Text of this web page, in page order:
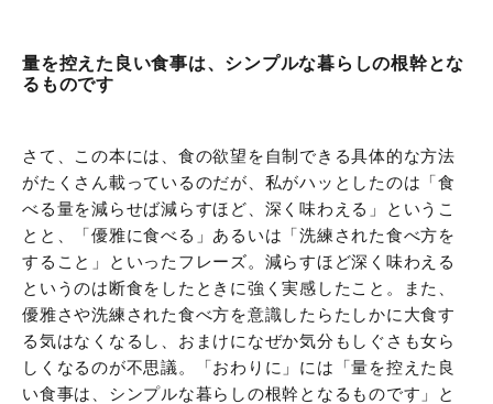
量を控えた良い食事は、シンプルな暮らしの根幹とな
るものです
さて、この本には、食の欲望を自制できる具体的な方法
がたくさん載っているのだが、私がハッとしたのは「食
べる量を減らせば減らすほど、深く味わえる」というこ
とと、「優雅に食べる」あるいは「洗練された食べ方を
すること」といったフレーズ。減らすほど深く味わえる
というのは断食をしたときに強く実感したこと。また、
優雅さや洗練された食べ方を意識したらたしかに大食す
る気はなくなるし、おまけになぜか気分もしぐさも女ら
しくなるのが不思議。「おわりに」には「量を控えた良
い食事は、シンプルな暮らしの根幹となるものです」と